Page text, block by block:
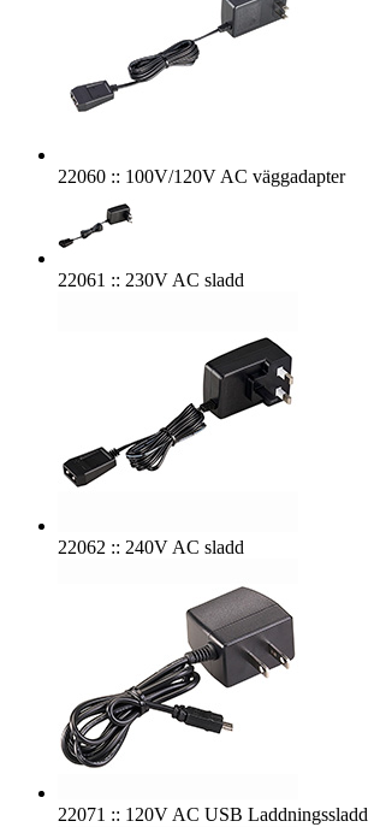
22060 :: 100V/120V AC väggadapter
22061 :: 230V AC sladd
22062 :: 240V AC sladd
22071 :: 120V AC USB Laddningssladd